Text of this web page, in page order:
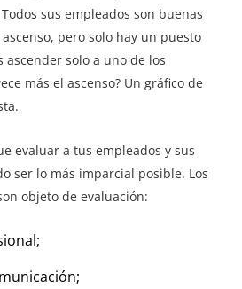
sus empleados son buenas
pero solo hay un puesto
ascender solo a uno de los
más el ascenso? Un gráfico de
evaluar a tus empleados y sus
ser lo más imparcial posible. Los
objeto de evaluación: